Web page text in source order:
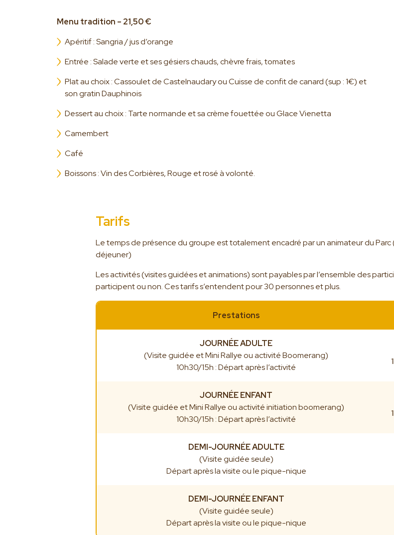
Menu tradition – 21,50 €
Apéritif : Sangria / jus d’orange
Entrée : Salade verte et ses gésiers chauds, chèvre frais, tomates
Plat au choix : Cassoulet de Castelnaudary ou Cuisse de confit de canard (sup : 1€) et
son gratin Dauphinois
Dessert au choix : Tarte normande et sa crème fouettée ou Glace Vienetta
Camembert
Café
Boissons : Vin des Corbières, Rouge et rosé à volonté.
Tarifs
Le temps de présence du groupe est totalement encadré par un animateur du
déjeuner)
Les activités (visites guidées et animations) sont payables par l’ensemble des
participent ou non. Ces tarifs s’entendent pour 30 personnes et plus.
Prestations
JOURNÉE ADULTE
(Visite guidée et Mini Rallye ou activité Boomerang)
10h30/15h : Départ après l’activité
JOURNÉE ENFANT
(Visite guidée et Mini Rallye ou activité initiation boomerang)
10h30/15h : Départ après l’activité
DEMI-JOURNÉE ADULTE
(Visite guidée seule)
Départ après la visite ou le pique-nique
DEMI-JOURNÉE ENFANT
(Visite guidée seule)
Départ après la visite ou le pique-nique
Préparer votre
Accès
A proximité
Associations, professionnels du
Actualités